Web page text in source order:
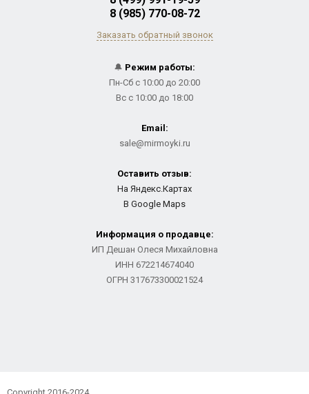
8 (985) 770-08-72
Заказать обратный звонок
🔔 Режим работы:
Пн-Сб с 10:00 до 20:00
Вс с 10:00 до 18:00
Email:
sale@mirmoyki.ru
Оставить отзыв:
На Яндекс.Картах
В Google Maps
Информация о продавце:
ИП Дешан Олеся Михайловна
ИНН 672214674040
ОГРН 317673300021524